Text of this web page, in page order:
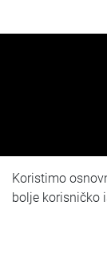
Koristimo
bolje korisničko